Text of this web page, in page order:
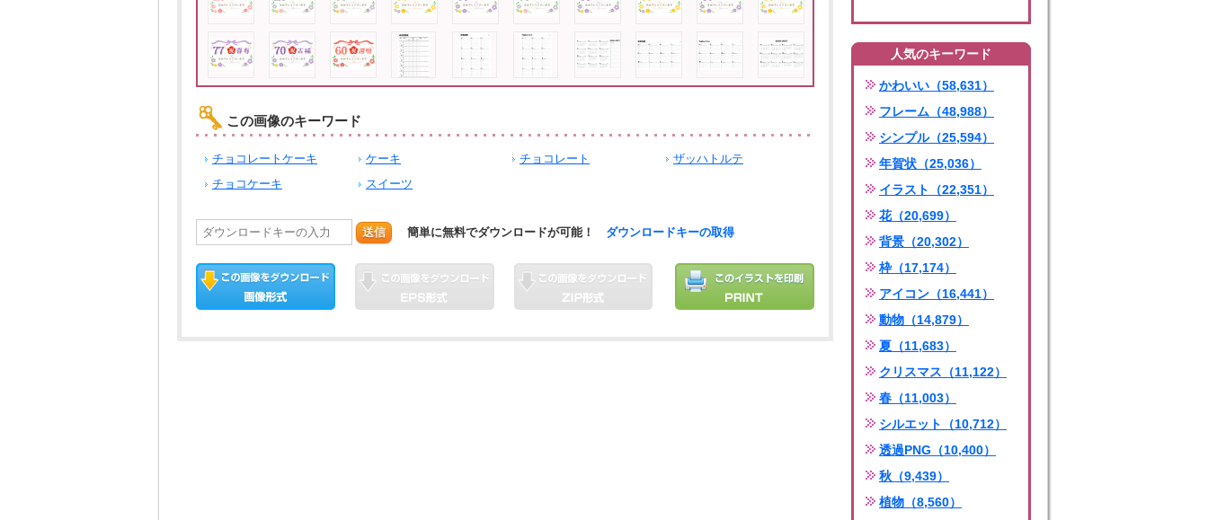
この画像のキーワード
チョコレートケーキ ケーキ チョコレート
ザッハトルテ
チョコケーキ
スイーツ
送信 簡単に無料でダウンロードが可能！ ダウンロードキーの取得
人気のキーワード
かわいい（58,631）
フレーム（48,988）
シンプル（25,594）
年賀状（25,036）
イラスト（22,351）
花（20,699）
背景（20,302）
枠（17,174）
アイコン（16,441）
動物（14,879）
夏（11,683）
クリスマス（11,122）
春（11,003）
シルエット（10,712）
透過PNG（10,400）
秋（9,439）
植物（8,560）